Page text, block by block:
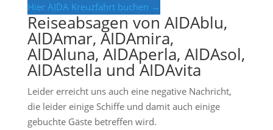
Hier AIDA Kreuzfahrt buchen →
Reiseabsagen von AIDAblu,
AIDAmar, AIDAmira,
AIDAluna, AIDAperla, AIDAsol,
AIDAstella und AIDAvita
Leider erreicht uns auch eine negative Nachricht,
die leider einige Schiffe und damit auch einige
gebuchte Gäste betreffen wird.